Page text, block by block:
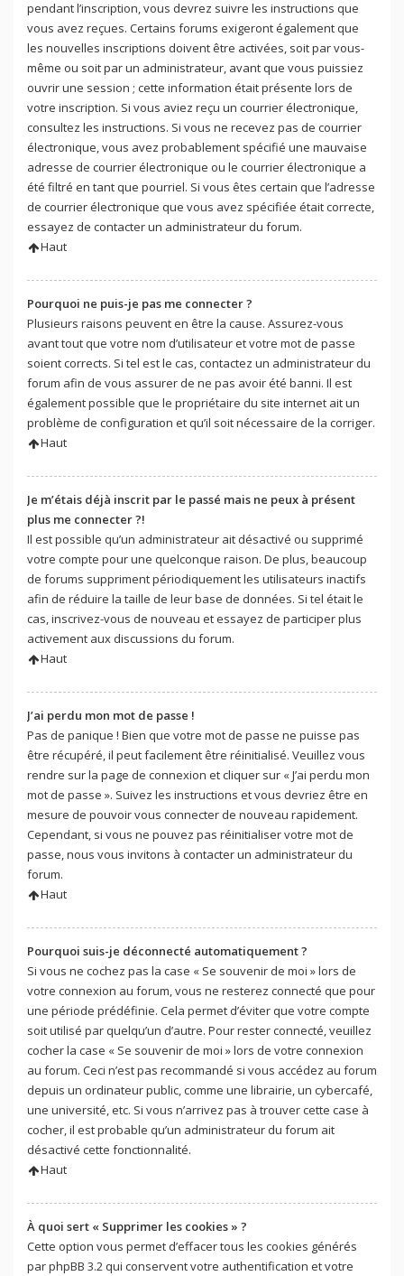
pendant l’inscription, vous devrez suivre les instructions que
vous avez reçues. Certains forums exigeront également que
les nouvelles inscriptions doivent être activées, soit par vous-
même ou soit par un administrateur, avant que vous puissiez
ouvrir une session ; cette information était présente lors de
votre inscription. Si vous aviez reçu un courrier électronique,
consultez les instructions. Si vous ne recevez pas de courrier
électronique, vous avez probablement spécifié une mauvaise
adresse de courrier électronique ou le courrier électronique a
été filtré en tant que pourriel. Si vous êtes certain que l’adresse
de courrier électronique que vous avez spécifiée était correcte,
essayez de contacter un administrateur du forum.
Haut
Pourquoi ne puis-je pas me connecter ?
Plusieurs raisons peuvent en être la cause. Assurez-vous
avant tout que votre nom d’utilisateur et votre mot de passe
soient corrects. Si tel est le cas, contactez un administrateur du
forum afin de vous assurer de ne pas avoir été banni. Il est
également possible que le propriétaire du site internet ait un
problème de configuration et qu’il soit nécessaire de la corriger.
Haut
Je m’étais déjà inscrit par le passé mais ne peux à présent
plus me connecter ?!
Il est possible qu’un administrateur ait désactivé ou supprimé
votre compte pour une quelconque raison. De plus, beaucoup
de forums suppriment périodiquement les utilisateurs inactifs
afin de réduire la taille de leur base de données. Si tel était le
cas, inscrivez-vous de nouveau et essayez de participer plus
activement aux discussions du forum.
Haut
J’ai perdu mon mot de passe !
Pas de panique ! Bien que votre mot de passe ne puisse pas
être récupéré, il peut facilement être réinitialisé. Veuillez vous
rendre sur la page de connexion et cliquer sur « J’ai perdu mon
mot de passe ». Suivez les instructions et vous devriez être en
mesure de pouvoir vous connecter de nouveau rapidement.
Cependant, si vous ne pouvez pas réinitialiser votre mot de
passe, nous vous invitons à contacter un administrateur du
forum.
Haut
Pourquoi suis-je déconnecté automatiquement ?
Si vous ne cochez pas la case « Se souvenir de moi » lors de
votre connexion au forum, vous ne resterez connecté que pour
une période prédéfinie. Cela permet d’éviter que votre compte
soit utilisé par quelqu’un d’autre. Pour rester connecté, veuillez
cocher la case « Se souvenir de moi » lors de votre connexion
au forum. Ceci n’est pas recommandé si vous accédez au forum
depuis un ordinateur public, comme une librairie, un cybercafé,
une université, etc. Si vous n’arrivez pas à trouver cette case à
cocher, il est probable qu’un administrateur du forum ait
désactivé cette fonctionnalité.
Haut
À quoi sert « Supprimer les cookies » ?
Cette option vous permet d’effacer tous les cookies générés
par phpBB 3.2 qui conservent votre authentification et votre